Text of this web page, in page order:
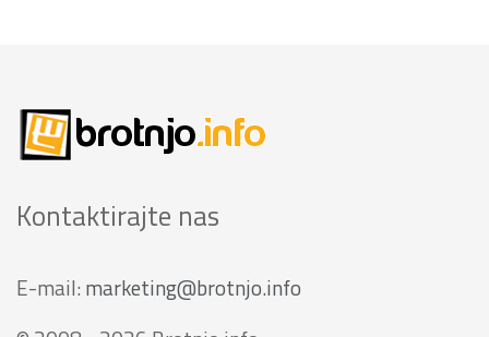
Kontaktirajte nas
E-mail: marketing@brotnjo.info